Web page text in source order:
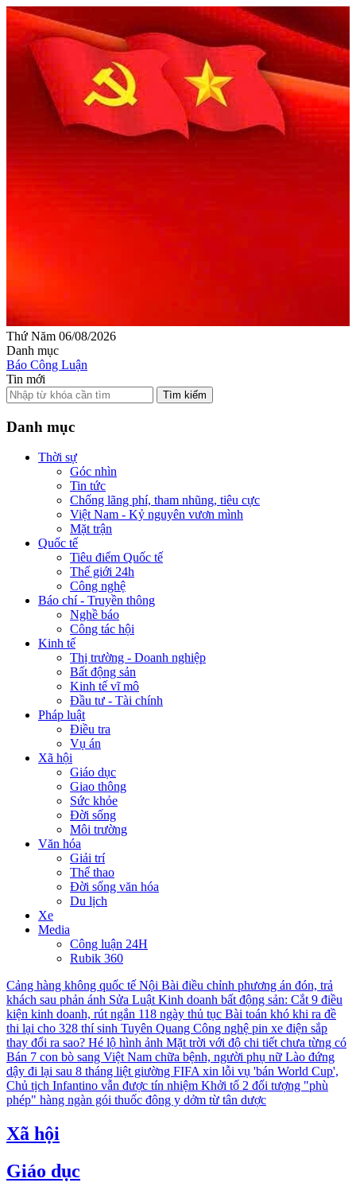
Thứ Năm 06/08/2026
Danh mục
Báo Công Luận
Tin mới
Tìm kiếm
Danh mục
Thời sự
Góc nhìn
Tin tức
Chống lãng phí, tham nhũng, tiêu cực
Việt Nam - Kỷ nguyên vươn mình
Mặt trận
Quốc tế
Tiêu điểm Quốc tế
Thế giới 24h
Công nghệ
Báo chí - Truyền thông
Nghề báo
Công tác hội
Kinh tế
Thị trường - Doanh nghiệp
Bất động sản
Kinh tế vĩ mô
Đầu tư - Tài chính
Pháp luật
Điều tra
Vụ án
Xã hội
Giáo dục
Giao thông
Sức khỏe
Đời sống
Môi trường
Văn hóa
Giải trí
Thể thao
Đời sống văn hóa
Du lịch
Xe
Media
Công luận 24H
Rubik 360
Cảng hàng không quốc tế Nội Bài điều chỉnh phương án đón, trả
khách sau phản ánh Sửa Luật Kinh doanh bất động sản: Cắt 9 điều
kiện kinh doanh, rút ngắn 118 ngày thủ tục Bài toán khó khi ra đề
thi lại cho 328 thí sinh Tuyên Quang Công nghệ pin xe điện sắp
thay đổi ra sao? Hé lộ hình ảnh Mặt trời với độ chi tiết chưa từng có
Bán 7 con bò sang Việt Nam chữa bệnh, người phụ nữ Lào đứng
dậy đi lại sau 8 tháng liệt giường FIFA xin lỗi vụ 'bán World Cup',
Chủ tịch Infantino vẫn được tín nhiệm Khởi tố 2 đối tượng "phù
phép" hàng ngàn gói thuốc đông y dởm từ tân dược
Xã hội
Giáo dục